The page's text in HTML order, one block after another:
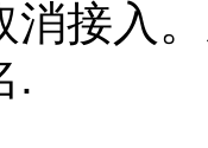
消接入
.